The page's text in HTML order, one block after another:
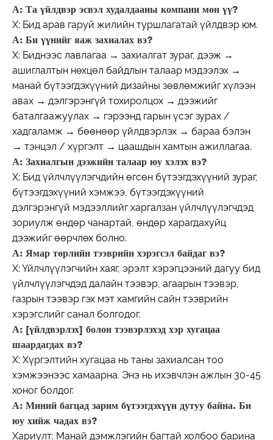
А: Та үйлдвэр эсвэл худалдааны компани мөн үү?
Х: Бид арав гаруй жилийн туршлагатай үйлдвэр юм.
А: Би үүнийг яаж захиалах вэ?
Х: Биднээс лавлагаа → захиалгат зураг, дээж →
ашиглалтын нөхцөл байдлын талаар мэдээлэх →
манай бүтээгдэхүүний дизайны зөвлөмжийг хүлээн
авах → дэлгэрэнгүй тохиролцох → дээжийг
баталгаажуулах → гэрээнд гарын үсэг зурах /
хадгаламж → бөөнөөр үйлдвэрлэх → бараа бэлэн
→ тэнцэл / хүргэлт → цаашдын хамтын ажиллагаа.
А: Захиалгын дээжийн талаар юу хэлэх вэ?
Х: Бид үйлчлүүлэгчдийн өгсөн бүтээгдэхүүний зураг,
бүтээгдэхүүний хэмжээ, бүтээгдэхүүний
дэлгэрэнгүй мэдээллийг харгалзан үйлчлүүлэгчдэд
зориулж өндөр чанартай, өндөр харагдахуйц
дээжийг өөрчлөх болно.
А: Ямар төрлийн тээврийн хэрэгсэл байдаг вэ?
Х: Үйлчлүүлэгчийн хаяг, эрэлт хэрэгцээний дагуу бид
үйлчлүүлэгчдэд далайн тээвэр, агаарын тээвэр,
газрын тээвэр гэх мэт хамгийн сайн тээврийн
хэрэгслийг санал болгодог.
А: [үйлдвэрлэх] болон тээвэрлэхэд хэр хугацаа
шаардагдах вэ?
Х: Хүргэлтийн хугацаа нь таны захиалсан тоо
хэмжээнээс хамаарна. Энэ нь ихэвчлэн ажлын 30-45
хоног болдог.
А: Миний багцад зарим бүтээгдэхүүн дутуу байна. Би
юу хийж чадах вэ?
Хариулт: Манай дэмжлэгийн багтай холбоо барина